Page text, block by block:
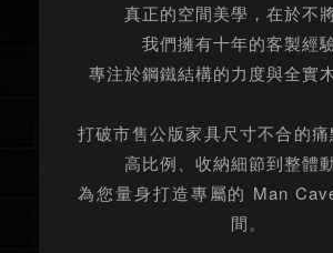
真正的空間美學，在於不將
我們擁有十年的客製經
專注於鋼鐵結構的力度與全實
打破市售公版家具尺寸不合的
高比例、收納細節到整體
為您量身打造專屬的 Man
間。